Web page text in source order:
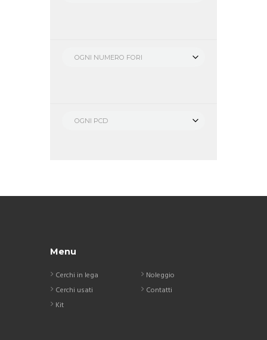
OGNI NUMERO FORI
OGNI PCD
Menu
Cerchi in lega
Cerchi usati
Kit
Noleggio
Contatti